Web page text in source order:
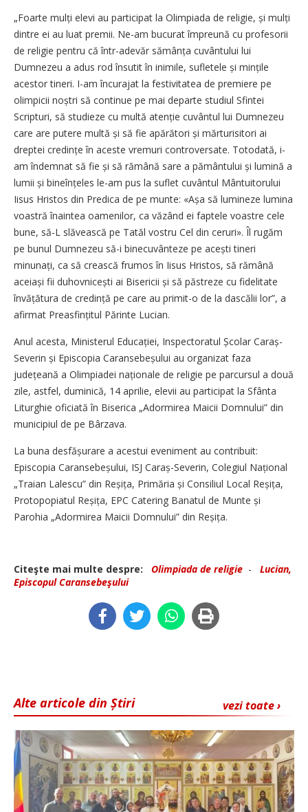
„Foarte mulți elevi au participat la Olimpiada de religie, și mulți
dintre ei au luat premii. Ne-am bucurat împreună cu profesorii
de religie pentru că într-adevăr sămânța cuvântului lui
Dumnezeu a adus rod însutit în inimile, sufletele și mințile
acestor tineri. I-am încurajat la festivitatea de premiere pe
olimpicii noștri să continue pe mai departe studiul Sfintei
Scripturi, să studieze cu multă atenție cuvântul lui Dumnezeu
care are putere multă și să fie apărători și mărturisitori ai
dreptei credințe în aceste vremuri controversate. Totodată, i-
am îndemnat să fie și să rămână sare a pământului și lumină a
lumii și bineînțeles le-am pus la suflet cuvântul Mântuitorului
Iisus Hristos din Predica de pe munte: «Așa să lumineze lumina
voastră îna­intea oamenilor, ca văzând ei faptele voastre cele
bune, să-L slăvească pe Tatăl vostru Cel din ceruri». Îl rugăm
pe bunul Dumnezeu să-i binecuvânteze pe acești tineri
minunați, ca să crească frumos în Iisus Hristos, să rămână
aceiași fii duhovnicești ai Bisericii și să păstreze cu fidelitate
învățătura de credință pe care au primit-o de la dascălii lor”, a
afirmat Preasfințitul Părinte Lucian.
Anul acesta, Ministerul Educației, Inspectoratul Școlar Caraș-
Severin și Episcopia Caransebeșului au organizat faza
județeană a Olimpiadei naționale de religie pe parcursul a două
zile, astfel, duminică, 14 aprilie, elevii au participat la Sfânta
Liturghie oficiată în Biserica „Adormirea Maicii Domnului” din
municipiul de pe Bârzava.
La buna desfășurare a acestui eveniment au contribuit:
Episcopia Caransebeșului, ISJ Caraș-Severin, Colegiul Național
„Traian Lalescu” din Reșița, Primăria și Consiliul Local Reșița,
Protopopiatul Reșița, EPC Catering Banatul de Munte și
Parohia „Adormirea Maicii Domnului” din Reșița.
Citeşte mai multe despre: Olimpiada de religie - Lucian,
Episcopul Caransebeşului
vezi toate ›
Alte articole din Știri